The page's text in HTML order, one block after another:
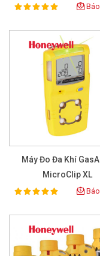
Rating:
100%
Máy Đo Đa Khí
MicroClip XL
Rating:
100%